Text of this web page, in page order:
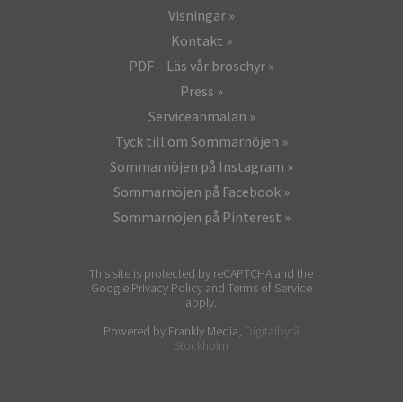
Visningar
Kontakt
PDF – Läs vår broschyr
Press
Serviceanmälan
Tyck till om Sommarnöjen
Sommarnöjen på Instagram
Sommarnöjen på Facebook
Sommarnöjen på Pinterest
This site is protected by reCAPTCHA and the
Google Privacy Policy and Terms of Service
apply.
Powered by Frankly Media, Digitalbyrå
Stockholm